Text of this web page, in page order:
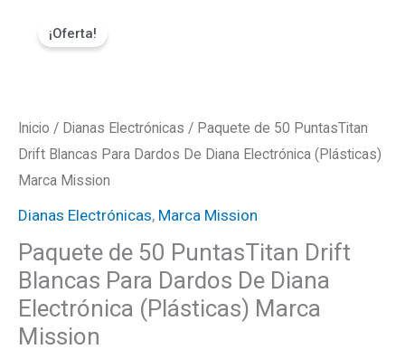
¡Oferta!
Inicio / Dianas Electrónicas / Paquete de 50 PuntasTitan
Drift Blancas Para Dardos De Diana Electrónica (Plásticas)
Marca Mission
Dianas Electrónicas, Marca Mission
Paquete de 50 PuntasTitan Drift
Blancas Para Dardos De Diana
Electrónica (Plásticas) Marca
Mission
era:
₡2000.
es:
Drift
Blancas
Para
Dardos
Diana
Electrónica
(Plásticas)
Marca